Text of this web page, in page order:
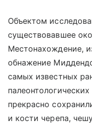
Объектом
существовавшее
Местонахождение,
обнажение
самых известных
прекрасно
и кости черепа,